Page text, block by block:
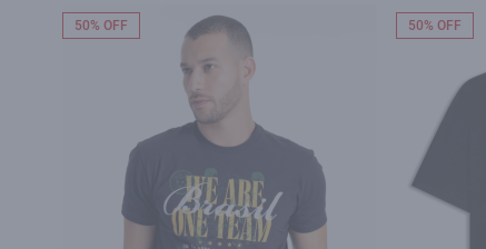
50% OFF 50% OFF